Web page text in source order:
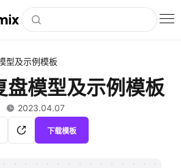
型及示例模板
盘模型及示例模板
2023.04.07
下载模板